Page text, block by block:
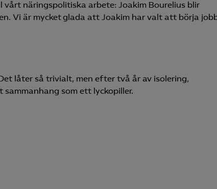
näringspolitiska arbete: Joakim Bourelius blir
Vi är mycket glada att Joakim har valt att börja
låter så trivialt, men efter två år av isolering,
som ett lyckopiller.
Insight